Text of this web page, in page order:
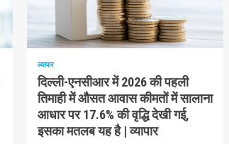
व्यापार
दिल्ली-एनसीआर में 2026 की पहली
तिमाही में औसत आवास कीमतों में सालाना
आधार पर 17.6% की वृद्धि देखी गई,
इसका मतलब यह है | व्यापार